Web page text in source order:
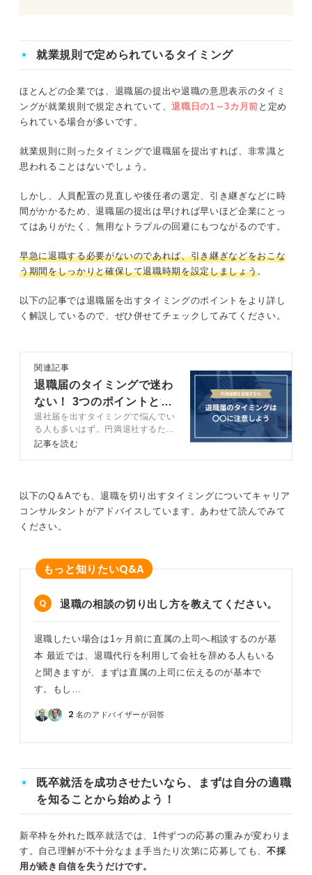
就業規則で定められているタイミング
ほとんどの企業では、退職届の提出や退職の意思表示のタイミ
ングが就業規則で規定されていて、退職日の1～3カ月前 と定め
られている場合が多いです。
就業規則に則ったタイミングで退職届を提出すれば、非常識と
思われることはないでしょう。
しかし、人員配置の見直しや後任者の選定、引き継ぎなどに時
間がかかるため、退職届の提出は早ければ早いほど企業にとっ
てはありがたく、無用なトラブルの回避にもつながるのです。
早急に退職する必要がないのであれば、引き継ぎなどをおこな
う期間をしっかりと確保して退職時期を設定しましょう。
以下の記事では退職届を出すタイミングのポイントをより詳し
く解説しているので、ぜひ併せてチェックしてみてください。
関連記事
退職届のタイミングで迷わ
ない！ 3つのポイントと注
意点を解説
退社届を出すタイミングで悩んでい
る人も多いはず。円満退社するため
には規則やマナーを理解し、厳守す
るために必要なことを漏れなく解説
記事を読む
以下のQ＆Aでも、退職を切り出すタイミングについてキャリア
コンサルタントがアドバイスしています。あわせて読んでみて
ください。
もっと知りたいQ&A
退職の相談の切り出し方を教えてください。
退職したい場合は1ヶ月前に直属の上司へ相談するのが基
本 最近では、退職代行を利用して会社を辞める人もいる
と聞きますが、まずは直属の上司に伝えるのが基本で
す。もし…
2 名のアドバイザーが回答
既卒就活を成功させたいなら、まずは自分の適職
を知ることから始めよう！
新卒枠を外れた既卒就活では、1件ずつの応募の重みが変わりま
す。自己理解が不十分なまま手当たり次第に応募しても、 不採
用が続き自信を失うだけです。